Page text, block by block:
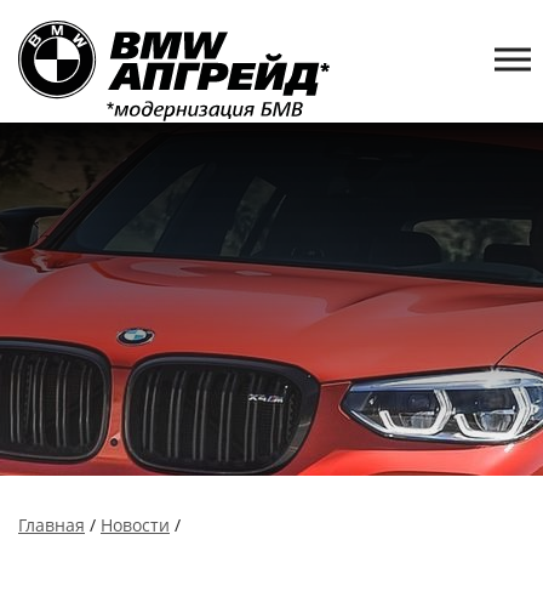
Главная / Новости /